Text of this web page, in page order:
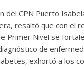
del CPN Puerto
resaltó que con el
Primer Nivel se
de
exhortó a los